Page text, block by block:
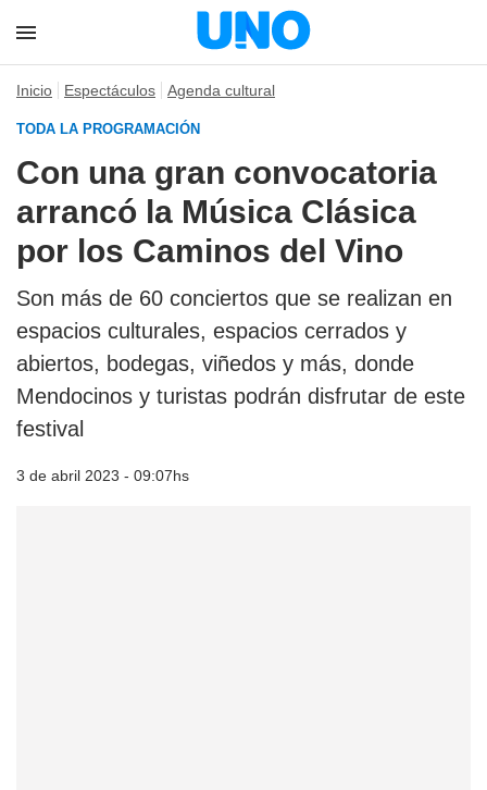
Inicio Espectáculos Agenda cultural
TODA LA PROGRAMACIÓN
Con una gran convocatoria
arrancó la Música Clásica
por los Caminos del Vino
Son más de 60 conciertos que se realizan en
espacios culturales, espacios cerrados y
abiertos, bodegas, viñedos y más, donde
Mendocinos y turistas podrán disfrutar de este
festival
3 de abril 2023 - 09:07hs